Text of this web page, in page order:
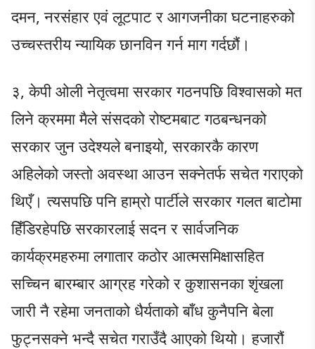
दमन, नरसंहार एवं लूटपाट र आगजनीका घटनाहरुको
उच्चस्तरीय न्यायिक छानविन गर्न माग गर्दछौं।
३, ​केपी ओली नेतृत्वमा सरकार गठनपछि विश्वासको मत
लिने क्रममा मैले संसदको रोष्टमबाट गठबन्धनको
सरकार जुन उदेश्यले बनाइयो, सरकारकै कारण
अहिलेको जस्तो अवस्था आउन सक्नेतर्फ सचेत गराएको
थिएँ। त्यसपछि पनि हाम्रो पार्टीले सरकार गलत बाटोमा
हिँडिरहेपछि सरकारलाई सदन र सार्वजनिक
कार्यक्रमहरुमा लगातार कठोर आत्मसमिक्षासहित
सच्चिन बारम्बार आग्रह गरेको र कुशासनका शृंखला
जारी नै रहेमा जनताको धैर्यताको बाँध कुनैपनि बेला
फुट्नसक्ने भन्दै सचेत गराउँदै आएको थियो। हजारौं